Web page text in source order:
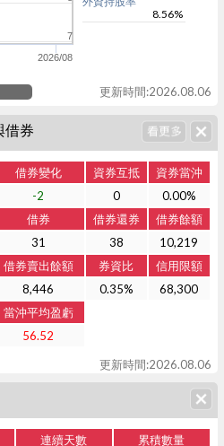
2026/08
7
8.56%
更新時間:2026.08.06
借券
借券變化 資券互抵
資券當沖
-2 0
0.00%
借券 借券還券
借券餘額
31 38
10,219
借券賣出餘額 券資比
信用限額
8,446 0.35%
68,300
當沖平均盈虧
56.52
更新時間:2026.08.06
連續天數
累積數量